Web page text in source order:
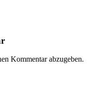
Kommentar abzugeben.